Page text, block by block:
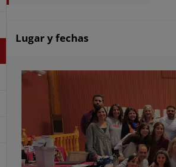
Lugar y fechas